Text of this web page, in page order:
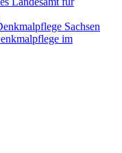
Sachsen
im